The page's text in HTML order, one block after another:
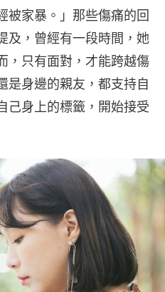
被家暴。」那些傷痛的回
及，曾經有一段時間，她
，只有面對，才能跨越傷
是身邊的親友，都支持自
己身上的標籤，開始接受